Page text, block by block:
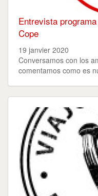
Entrevista
Cope
19 janvier 2020
Conversamos con los
comentamos como es